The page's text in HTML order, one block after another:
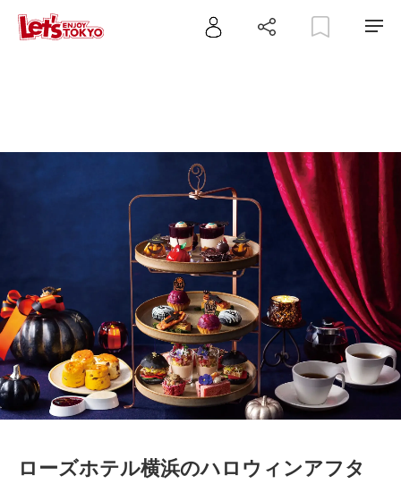
ローズホテル横浜のハロウィンアフタ